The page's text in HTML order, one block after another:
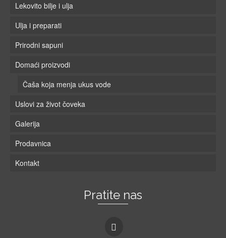
Lekovito bilje i ulja
Ulja i preparati
Prirodni sapuni
Domaći proizvodi
Čaša koja menja ukus vode
Uslovi za život čoveka
Galerija
Prodavnica
Kontakt
Pratite nas